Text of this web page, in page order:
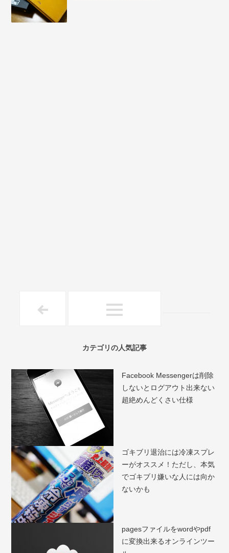
カテゴリの人気記事
Facebook Messengerは削除
しないとログアウト出来ない
超絶めんどくさい仕様
ゴキブリ退治には冷凍スプレ
ーがオススメ！ただし、本気
でゴキブリ嫌いな人には向か
ないかも
pagesファイルをwordやpdf
に変換出来るオンラインツー